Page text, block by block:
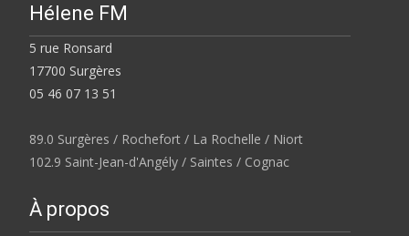
Hélene FM
5 rue Ronsard
17700 Surgères
05 46 07 13 51
89.0 Surgères / Rochefort / La Rochelle / Niort
102.9 Saint-Jean-d'Angély / Saintes / Cognac
À propos